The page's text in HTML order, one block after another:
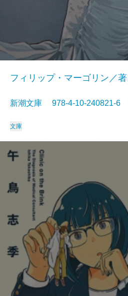
フィリップ・マーゴリン／
新潮文庫 978-4-10-240821-
文庫